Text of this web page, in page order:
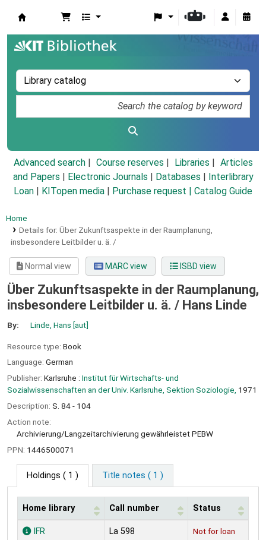
Advanced search Course reserves Libraries
Articles
and Papers
Electronic Journals Databases
Interlibrary
Loan
KITopen media Purchase request | Catalog Guide
Home
Details for: Über Zukunftsaspekte in der Raumplanung,
insbesondere Leitbilder u. ä. /
Normal view MARC view ISBD view
Über Zukunftsaspekte in der Raumplanung,
insbesondere Leitbilder u. ä. / Hans Linde
By: Linde, Hans [aut]
Resource type: Book
Language: German
Publisher: Karlsruhe : Institut für Wirtschafts- und
Sozialwissenschaften an der Univ. Karlsruhe, Sektion Soziologie, 1971
Description: S. 84 - 104
Action note:
Archivierung/Langzeitarchivierung gewährleistet PEBW
PPN: 1446500071
Holdings ( 1 ) Title notes ( 1 )
Holdings
Home library Call number Status
IFR La 598 Not for loan